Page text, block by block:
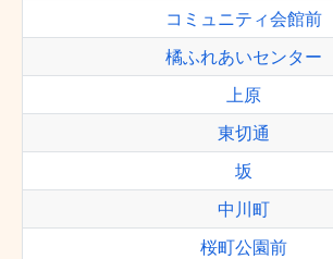
コミュニティ会館前
橘ふれあいセンター
上原
東切通
坂
中川町
桜町公園前